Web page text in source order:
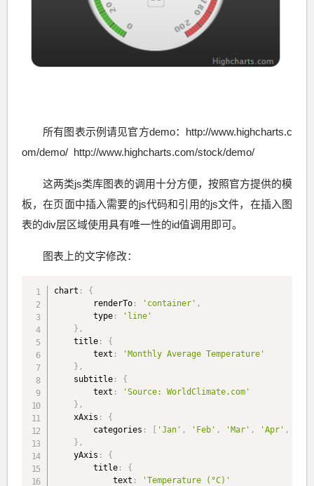
所有图表示例请见官方demo：http://www.highcharts.c
om/demo/ http://www.highcharts.com/stock/demo/
这两类js类库图表的调用十分方便，按照官方提供的模
板，在页面中插入需要的js代码和引用的js文件，在插入图
表的div层区域使用具有唯一性的id值调用即可。
图表上的文字修改：
chart :
{
        renderTo
: 'container' ,
        type
:
'line'
} ,
    title
:
{
        text
:
'Monthly Average Temperature'
} ,
    subtitle
:
{
        text
:
'Source: WorldClimate.com'
} ,
    xAxis
:
{
        categories
: [ 'Jan' , 'Feb' , 'Mar' , 'Apr' ,
} ,
    yAxis
:
{
        title
:
{
            text
:
'Temperature (°C)'